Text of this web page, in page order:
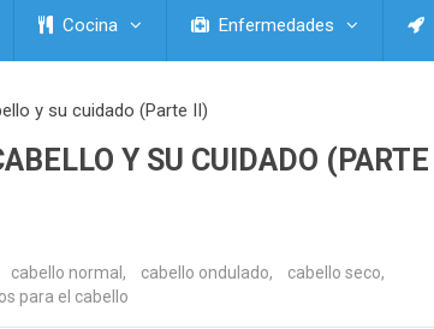
Cocina Enfermedades
y su cuidado (Parte II)
Y SU CUIDADO (PARTE
cabello normal , cabello ondulado, cabello seco,
para el cabello